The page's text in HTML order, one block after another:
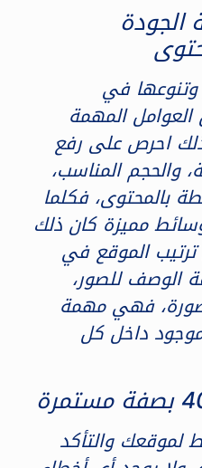
الجودة
وتنوعها في
المهمة
احرص على رفع
والحجم المناسب،
بالمحتوى، فكلما
مميزة كان ذلك
الموقع في
الوصف للصور،
فهي مهمة
داخل كل
لموقعك والتأكد